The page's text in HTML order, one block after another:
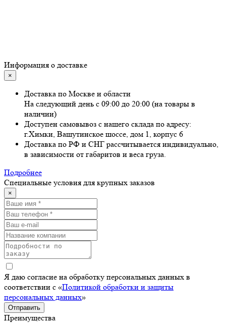
Информация о доставке
×
Доставка по Москве и области
На следующий день с 09:00 до 20:00 (на товары в
наличии)
Доступен самовывоз с нашего склада по адресу:
г.Химки, Вашутинское шоссе, дом 1, корпус 6
Доставка по РФ и СНГ рассчитывается индивидуально,
в зависимости от габаритов и веса груза.
Подробнее
Специальные условия для крупных заказов
×
Я даю согласие на обработку персональных данных в
соответствии с «Политикой обработки и защиты
персональных данных»
Отправить
Преимущества